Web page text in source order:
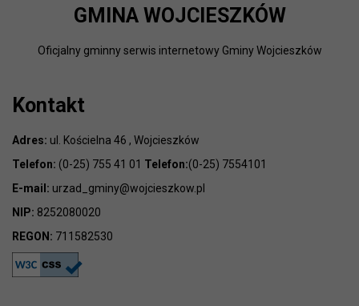
GMINA WOJCIESZKÓW
Oficjalny gminny serwis internetowy Gminy Wojcieszków
Kontakt
Adres: ul. Kościelna 46 , Wojcieszków
Telefon: (0-25) 755 41 01 Telefon:(0-25) 7554101
E-mail: urzad_gminy@wojcieszkow.pl
NIP: 8252080020
REGON: 711582530